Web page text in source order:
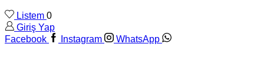
Listem 0
Giriş Yap
Facebook
Instagram WhatsApp